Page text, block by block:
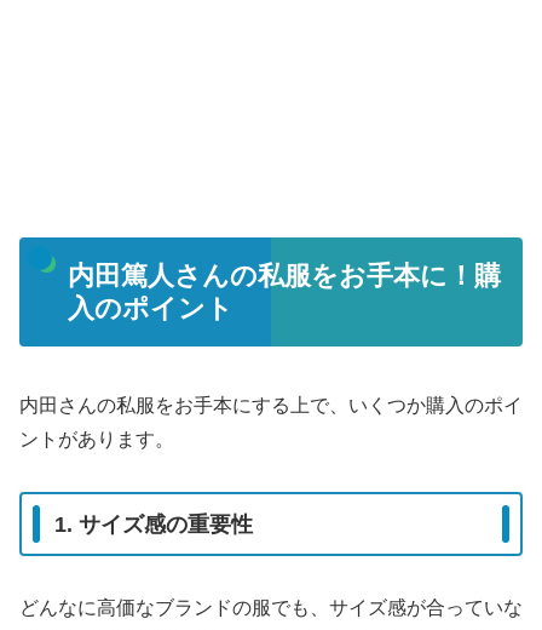
内田篤人さんの私服をお手本に！購
入のポイント
内田さんの私服をお手本にする上で、いくつか購入のポイ
ントがあります。
1. サイズ感の重要性
どんなに高価なブランドの服でも、サイズ感が合っていな